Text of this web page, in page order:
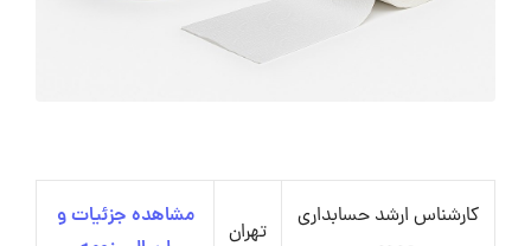
کارشناس ارشد حسابداری
تهران
مشاهده جزئیات و